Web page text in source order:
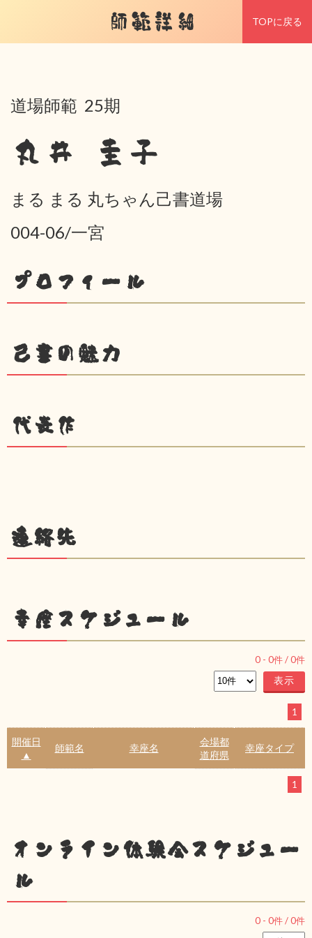
師範詳細 TOPに戻る
道場師範 25期
丸井 圭子
まる まる 丸ちゃん己書道場
004-06/一宮
プロフィール
己書の魅力
代表作
連絡先
幸座スケジュール
0 - 0件 /0件
1
開催日
▲
師範名 幸座名
会場都
道府県
幸座タイプ
1
オンライン体験会スケジュー
ル
0 - 0件 /0件